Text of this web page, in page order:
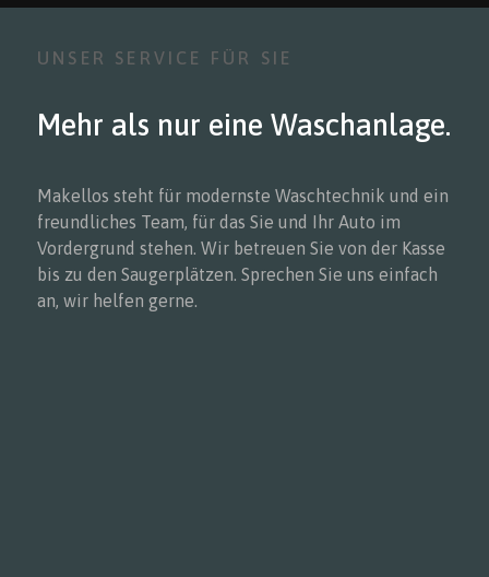
UNSER SERVICE FÜR SIE
Mehr als nur eine Waschanlage.
Makellos steht für modernste Waschtechnik und ein
freundliches Team, für das Sie und Ihr Auto im
Vordergrund stehen. Wir betreuen Sie von der Kasse
bis zu den Saugerplätzen. Sprechen Sie uns einfach
an, wir helfen gerne.